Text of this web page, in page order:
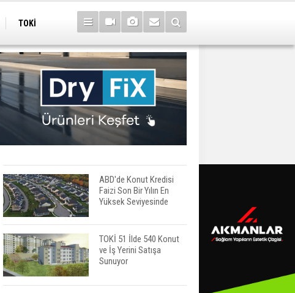
TOKİ
ABD'de Konut Kredisi
Faizi Son Bir Yılın En
Yüksek Seviyesinde
TOKİ 51 İlde 540 Konut
ve İş Yerini Satışa
Sunuyor